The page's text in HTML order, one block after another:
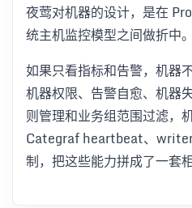
夜莺对机器的设计，是在
统主机监控模型之间做折中。
如果只看指标和告警，机器
机器权限、告警自愈、机器
则管理和业务组范围过滤，
Categraf heartbeat、
制，把这些能力拼成了一套